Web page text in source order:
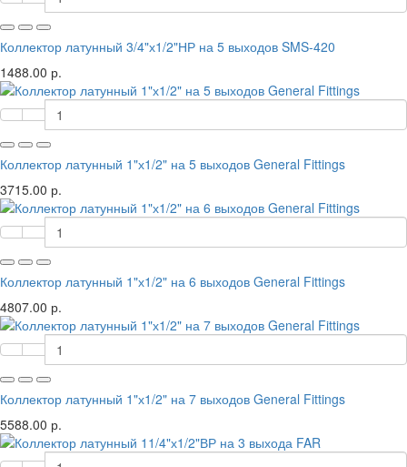
Коллектор латунный 3/4"х1/2"НР на 5 выходов SMS-420
1488.00 р.
Коллектор латунный 1"х1/2" на 5 выходов General Fittings
3715.00 р.
Коллектор латунный 1"х1/2" на 6 выходов General Fittings
4807.00 р.
Коллектор латунный 1"х1/2" на 7 выходов General Fittings
5588.00 р.